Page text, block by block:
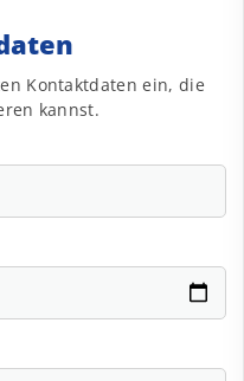
Kontaktdaten ein, die
kannst.